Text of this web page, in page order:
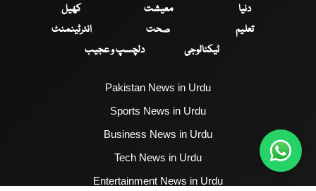
دنیا
معیشت
کھیل
تعلیم
صحت
انٹرٹینمنٹ
ٹیکنالوجی
دلچسپ و عجیب
Pakistan News in Urdu
Sports News in Urdu
Business News in Urdu
Tech News in Urdu
Entertainment News in Urdu